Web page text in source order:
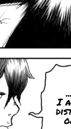
I